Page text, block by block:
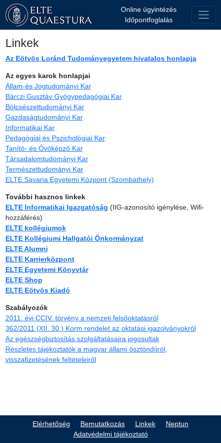
Online ügyintézés
Időpontfoglalás
Linkek
Az Eötvös Loránd Tudományegyetem hivatalos honlapja
Az egyes karok honlapjai
Állam-és Jogtudományi Kar
Bárczi Gusztáv Gyógypedagógiai Kar
Bölcsészettudományi Kar
Gazdaságtudományi Kar
Informatikai Kar
Pedagógiai és Pszichológiai Kar
Tanító- és Óvóképző Kar
Társadalomtudományi Kar
Természettudományi Kar
ELTE Savaria Egyetemi Központ (Szombathely)
További hasznos linkek
ELTE Informatikai Igazgatóság (IIG-azonosító igénylése, Wifi-
hozzáférés)
ELTE kollégiumok
ELTE Kollégiumi Hallgatói Önkormányzat
ELTE Alumni
ELTE Karrierközpont
ELTE Egyetemi Könyvtár
ELTE Shop
ELTE Eötvös Kiadó
Szabályozók
2011. évi CCIV. törvény a nemzeti felsőoktatásról
362/2011 (XII. 30.) Korm rendelet az oktatási igazolványokról
Az egészségbiztosítás szolgáltatásaira jogosultak
Részletes tájékoztatók a magyar állami ösztöndíjról,
visszafizetésének feltételeiről
Elérhetőség Bemutatkozás Linkek
Neptun
Adatvédelmi tájékoztató